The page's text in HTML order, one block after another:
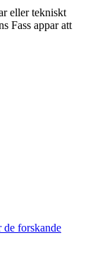
eller tekniskt
Fass appar att
forskande